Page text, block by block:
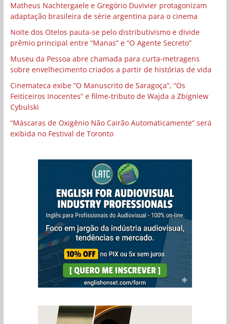
Matheus Nachtergaele e Gregório Duvivier protagonizam
adaptação brasileira de série argentina para o cinema
Noite dos Otelos pauta-se pelo distributivismo e divide
prêmio principal entre “Manas” e “O Agente Secreto”
Museu da Pessoa abre chamada para curta-metragens
sobre envelhecimento criados a partir de histórias de vida
Cinemateca exibe “O Manuscrito de Saragoça”, “Os
Feiticeiros Inocentes” e filme-tributo de Wajda a Zbigniew
Cybulski
“Máscaras de Oxigênio Não Cairão Automaticamente” será
exibida no Festival de Toronto